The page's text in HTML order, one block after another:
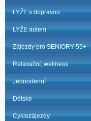
LYŽE s dopravou
LYŽE autem
Zájezdy pro SENIORY 55+
Relaxační, wellness
Jednodenní
Dětské
Cyklozájezdy